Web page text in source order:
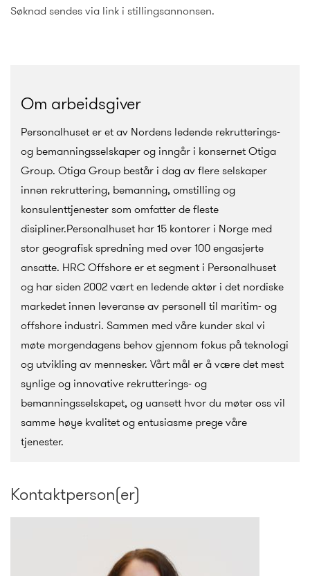
Søknad sendes via link i stillingsannonsen.
Om arbeidsgiver
Personalhuset er et av Nordens ledende rekrutterings-
og bemanningsselskaper og inngår i konsernet Otiga
Group. Otiga Group består i dag av flere selskaper
innen rekruttering, bemanning, omstilling og
konsulenttjenester som omfatter de fleste
disipliner.Personalhuset har 15 kontorer i Norge med
stor geografisk spredning med over 100 engasjerte
ansatte. HRC Offshore er et segment i Personalhuset
og har siden 2002 vært en ledende aktør i det nordiske
markedet innen leveranse av personell til maritim- og
offshore industri. Sammen med våre kunder skal vi
møte morgendagens behov gjennom fokus på teknologi
og utvikling av mennesker. Vårt mål er å være det mest
synlige og innovative rekrutterings- og
bemanningsselskapet, og uansett hvor du møter oss vil
samme høye kvalitet og entusiasme prege våre
tjenester.
Kontaktperson(er)